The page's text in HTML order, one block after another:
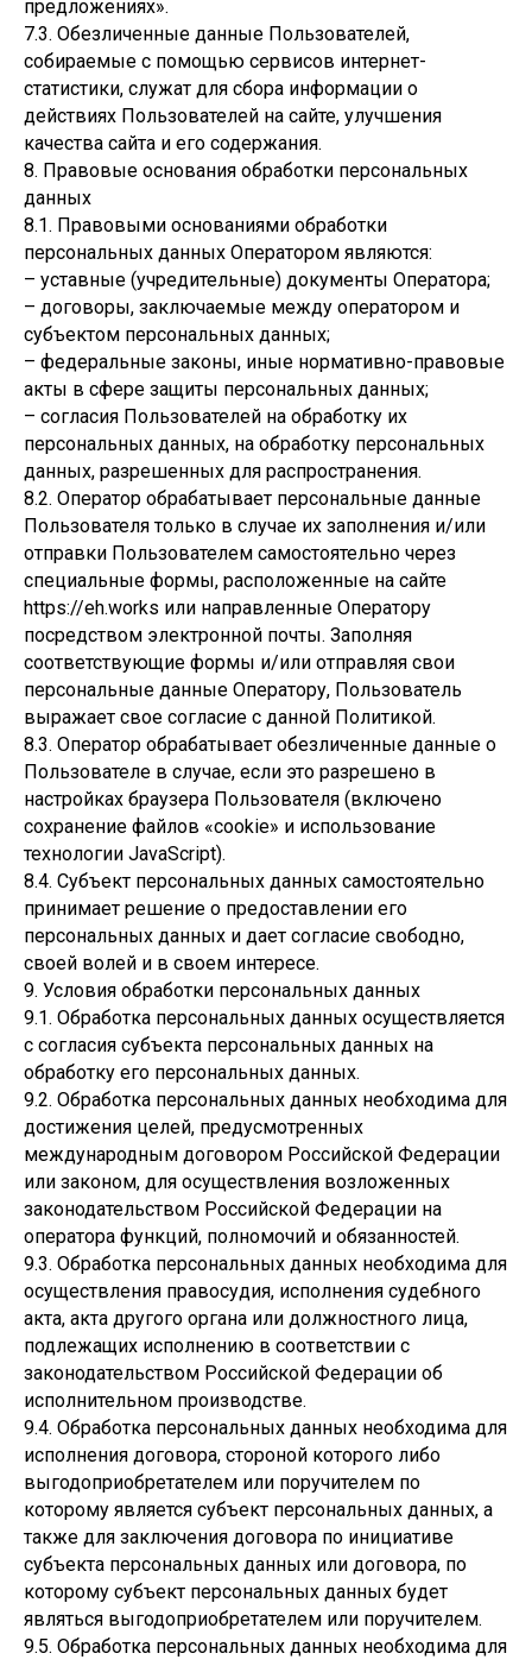
предложениях».
7.3. Обезличенные данные Пользователей,
собираемые с помощью сервисов интернет-
статистики, служат для сбора информации о
действиях Пользователей на сайте, улучшения
качества сайта и его содержания.
8. Правовые основания обработки персональных
данных
8.1. Правовыми основаниями обработки
персональных данных Оператором являются:
– уставные (учредительные) документы Оператора;
– договоры, заключаемые между оператором и
субъектом персональных данных;
– федеральные законы, иные нормативно-правовые
акты в сфере защиты персональных данных;
– согласия Пользователей на обработку их
персональных данных, на обработку персональных
данных, разрешенных для распространения.
8.2. Оператор обрабатывает персональные данные
Пользователя только в случае их заполнения и/или
отправки Пользователем самостоятельно через
специальные формы, расположенные на сайте
https://eh.works или направленные Оператору
посредством электронной почты. Заполняя
соответствующие формы и/или отправляя свои
персональные данные Оператору, Пользователь
выражает свое согласие с данной Политикой.
8.3. Оператор обрабатывает обезличенные данные о
Пользователе в случае, если это разрешено в
настройках браузера Пользователя (включено
сохранение файлов «cookie» и использование
технологии JavaScript).
8.4. Субъект персональных данных самостоятельно
принимает решение о предоставлении его
персональных данных и дает согласие свободно,
своей волей и в своем интересе.
9. Условия обработки персональных данных
9.1. Обработка персональных данных осуществляется
с согласия субъекта персональных данных на
обработку его персональных данных.
9.2. Обработка персональных данных необходима для
достижения целей, предусмотренных
международным договором Российской Федерации
или законом, для осуществления возложенных
законодательством Российской Федерации на
оператора функций, полномочий и обязанностей.
9.3. Обработка персональных данных необходима для
осуществления правосудия, исполнения судебного
акта, акта другого органа или должностного лица,
подлежащих исполнению в соответствии с
законодательством Российской Федерации об
исполнительном производстве.
9.4. Обработка персональных данных необходима для
исполнения договора, стороной которого либо
выгодоприобретателем или поручителем по
которому является субъект персональных данных, а
также для заключения договора по инициативе
субъекта персональных данных или договора, по
которому субъект персональных данных будет
являться выгодоприобретателем или поручителем.
9.5. Обработка персональных данных необходима для